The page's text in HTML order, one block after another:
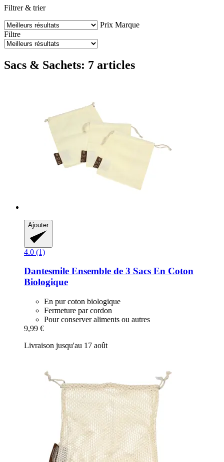
Filtrer & trier
Prix Marque
Filtre
Sacs & Sachets: 7 articles
Ajouter
4.0 (1)
Dantesmile Ensemble de 3 Sacs En Coton
Biologique
En pur coton biologique
Fermeture par cordon
Pour conserver aliments ou autres
9,99 €
Livraison jusqu'au 17 août